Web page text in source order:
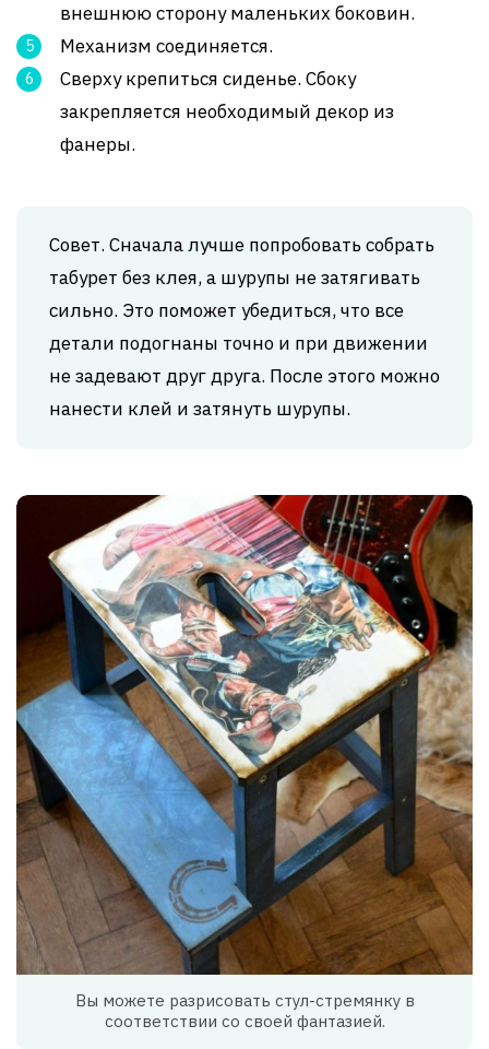
внешнюю сторону маленьких боковин.
Механизм соединяется.
Сверху крепиться сиденье. Сбоку
закрепляется необходимый декор из
фанеры.
Совет. Сначала лучше попробовать собрать
табурет без клея, а шурупы не затягивать
сильно. Это поможет убедиться, что все
детали подогнаны точно и при движении
не задевают друг друга. После этого можно
нанести клей и затянуть шурупы.
Вы можете разрисовать стул-стремянку в
соответствии со своей фантазией.